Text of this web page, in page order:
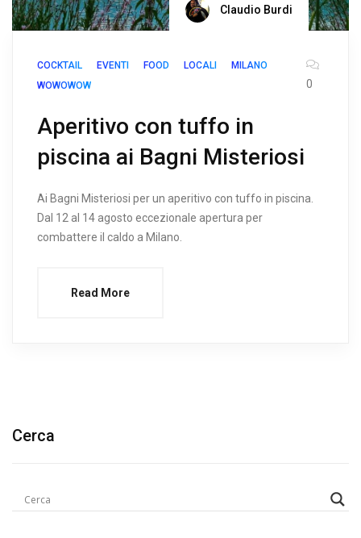
Claudio Burdi
COCKTAIL EVENTI FOOD LOCALI
MILANO
WOWOWOW
0
Aperitivo con tuffo in
piscina ai Bagni Misteriosi
Ai Bagni Misteriosi per un aperitivo con tuffo in piscina.
Dal 12 al 14 agosto eccezionale apertura per
combattere il caldo a Milano.
Read More
Cerca